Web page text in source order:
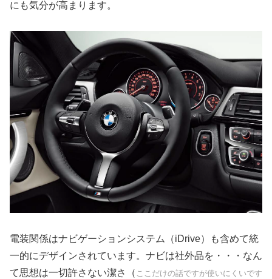
にも気分が高まります。
電装関係はナビゲーションシステム（iDrive）も含めて統
一的にデザインされています。ナビは社外品を・・・なん
て思想は一切許さない潔さ（ ここだけの話ですが使いにくいです